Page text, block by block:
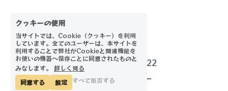
まなびや木の木 © 2022
プライバシーポリシー
クッキーの使用
当サイトでは、Cookie（クッキー）を利用
しています。全てのユーザーは、本サイトを
利用することで弊社がCookieと関連機能を
お使いの機器へ保存ことに同意されたものと
みなします。
詳しく見る
同意する
設定 すべて拒否する